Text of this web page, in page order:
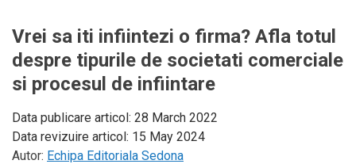
Vrei sa iti infiintezi o firma? Afla totul
despre tipurile de societati comerciale
si procesul de infiintare
Data publicare articol: 28 March 2022
Data revizuire articol: 15 May 2024
Autor: Echipa Editoriala Sedona